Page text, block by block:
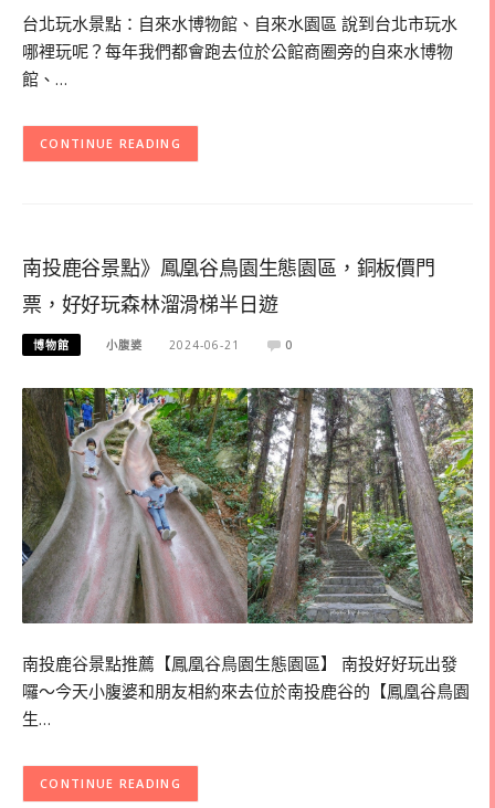
台北玩水景點：自來水博物館、自來水園區 說到台北市玩水
哪裡玩呢？每年我們都會跑去位於公館商圈旁的自來水博物
館、…
CONTINUE READING
南投鹿谷景點》鳳凰谷鳥園生態園區，銅板價門
票，好好玩森林溜滑梯半日遊
博物館 小腹婆 2024-06-21 0
南投鹿谷景點推薦【鳳凰谷鳥園生態園區】 南投好好玩出發
囉～今天小腹婆和朋友相約來去位於南投鹿谷的【鳳凰谷鳥園
生…
CONTINUE READING